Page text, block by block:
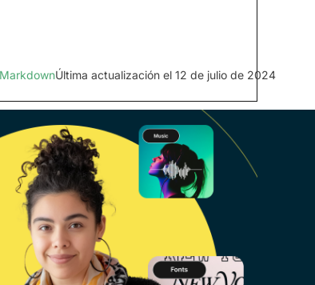
Última actualización el 12 de julio de 2024